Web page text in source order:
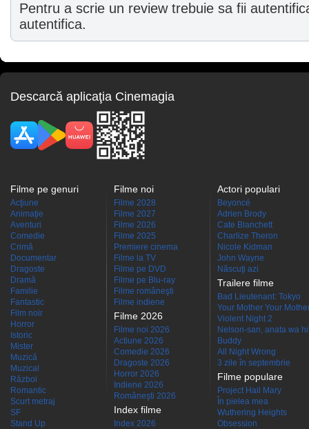
Pentru a scrie un review trebuie sa fii
autentifica.
Descarcă aplicaţia Cinemagia
Filme pe genuri
Acţiune
Animaţie
Aventuri
Comedie
Crimă
Documentar
Dragoste
Dramă
Familie
Fantastic
Film noir
Horror
Istoric
Mister
Muzică
Muzical
Război
Romantic
Scurt metraj
SF
Stand Up
Filme noi
Filme 2028
Filme 2027
Filme 2026
Filme 2025
Premiere cinema
Filme la TV
Filme pe DVD
Filme pe Blu-ray
Filme româneşti
Filme indiene
Filme 2026
Filme noi 2026
Actiune 2026
Comedie 2026
Dragoste 2026
Horror 2026
Indiene 2026
Româneşti 2026
Index filme
Index 2026
Actori populari
Beyoncé
Adrien Brody
Cate Blanchett
Charlize Theron
Nicole Kidman
John Wayne
Născuţi azi
Trailere filme
Bad Lieutenant: Tokyo
Your Mother Your
Violent Night 2
Nelson-san, anata wa
Buddy
All Night Wrong
3 zile în septembrie
Filme populare
Project Hail Mary
În pielea mea
Wuthering Heights
Obsession